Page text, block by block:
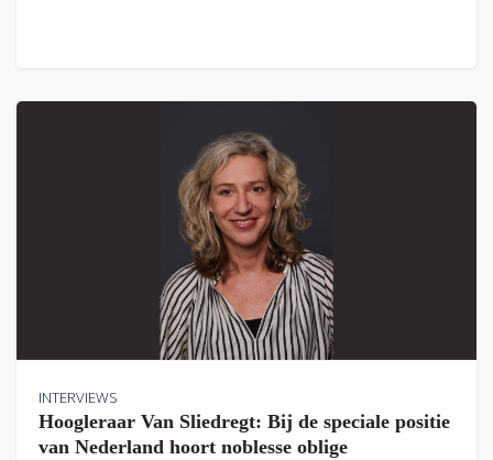
INTERVIEWS
Hoogleraar Van Sliedregt: Bij de speciale positie
van Nederland hoort noblesse oblige